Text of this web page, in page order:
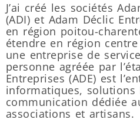
J’ai créé les sociétés
(ADI) et Adam Déclic
en région poitou-
étendre en région
une entreprise de
personne agréée par
Entreprises (ADE) est
informatiques, solutions
communication dédiée
associations et artisans.